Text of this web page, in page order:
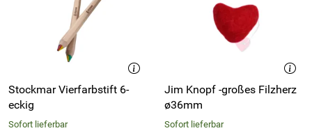
Stockmar Vierfarbstift 6-
eckig
Sofort lieferbar
Jim Knopf -großes Filzherz
ø36mm
Sofort lieferbar